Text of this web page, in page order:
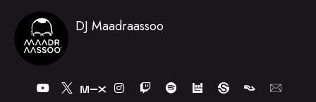
DJ Maadraassoo
Y
o
I
n
T
w
S
p